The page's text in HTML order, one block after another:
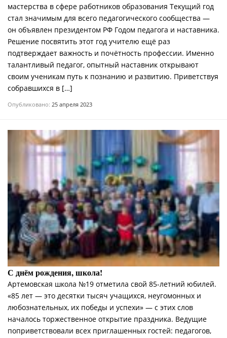
мастерства в сфере работников образования Текущий год
стал значимым для всего педагогического сообщества —
он объявлен президентом РФ Годом педагога и наставника.
Решение посвятить этот год учителю ещё раз
подтверждает важность и почётность профессии. Именно
талантливый педагог, опытный наставник открывают
своим ученикам путь к познанию и развитию. Приветствуя
собравшихся в […]
Опубликовано: 25 апреля 2023
С днём рождения, школа!
Артемовская школа №19 отметила свой 85-летний юбилей.
«85 лет — это десятки тысяч учащихся, неугомонных и
любознательных, их победы и успехи» — с этих слов
началось торжественное открытие праздника. Ведущие
поприветствовали всех приглашенных гостей: педагогов,